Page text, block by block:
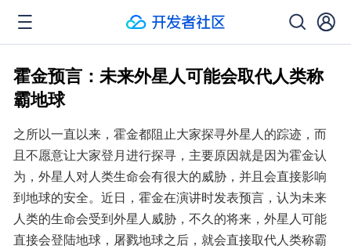
霍金预言：未来外星人可能会取代人类称
霸地球
之所以一直以来，霍金都阻止大家探寻外星人的踪迹，而
且不愿意让大家登月进行探寻，主要原因就是因为霍金认
为，外星人对人类生命会有很大的威胁，并且会直接影响
到地球的安全。近日，霍金在演讲时发表预言，认为未来
人类的生命会受到外星人威胁，不久的将来，外星人可能
直接会登陆地球，屠戮地球之后，就会直接取代人类称霸